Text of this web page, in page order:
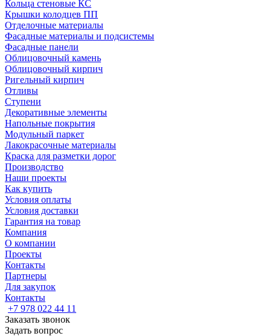
Кольца стеновые КС
Крышки колодцев ПП
Отделочные материалы
Фасадные материалы и подсистемы
Фасадные панели
Облицовочный камень
Облицовочный кирпич
Ригельный кирпич
Отливы
Ступени
Декоративные элементы
Напольные покрытия
Модульный паркет
Лакокрасочные материалы
Краска для разметки дорог
Производство
Наши проекты
Как купить
Условия оплаты
Условия доставки
Гарантия на товар
Компания
О компании
Проекты
Контакты
Партнеры
Для закупок
Контакты
+7 978 022 44 11
Заказать звонок
Задать вопрос